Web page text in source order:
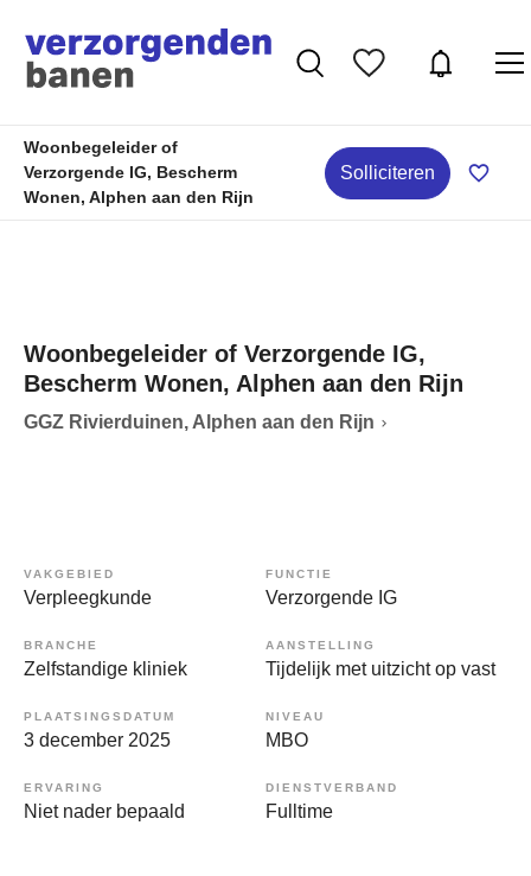
Woonbegeleider of
Verzorgende IG, Bescherm
Wonen, Alphen aan den Rijn
Solliciteren
Woonbegeleider of Verzorgende IG,
Bescherm Wonen, Alphen aan den Rijn
GGZ Rivierduinen, Alphen aan den Rijn
VAKGEBIED
Verpleegkunde
FUNCTIE
Verzorgende IG
BRANCHE
Zelfstandige kliniek
AANSTELLING
Tijdelijk met uitzicht op vast
PLAATSINGSDATUM
3 december 2025
NIVEAU
MBO
ERVARING
Niet nader bepaald
DIENSTVERBAND
Fulltime